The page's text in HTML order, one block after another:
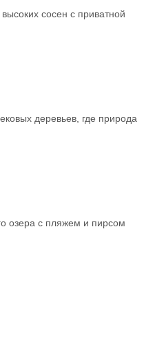
сосен с приватной
деревьев, где природа
озера с пляжем и пирсом